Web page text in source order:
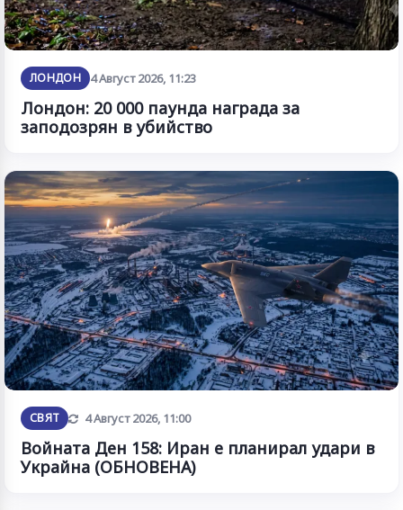
ЛОНДОН 4 Август 2026, 11:23
Лондон: 20 000 паунда награда за
заподозрян в убийство
СВЯТ Обновена
4 Август 2026, 11:00
Войната Ден 158: Иран е планирал удари в
Украйна (ОБНОВЕНА)